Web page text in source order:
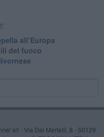
all’Europa
del fuoco
srl - Via Dei Martelli, 8 - 50129